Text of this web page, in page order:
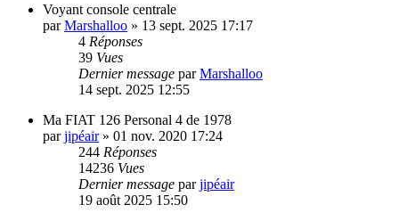
Voyant console centrale
parMarshalloo » 13 sept. 2025 17:17
4 Réponses
39 Vues
Dernier message parMarshalloo
14 sept. 2025 12:55
Ma FIAT 126 Personal 4 de 1978
parjipéair» 01 nov. 2020 17:24
244 Réponses
14236 Vues
Dernier message parjipéair
19 août 2025 15:50